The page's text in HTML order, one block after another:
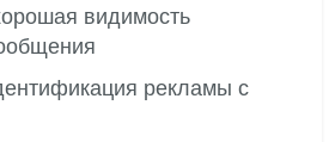
видимость
рекламы с